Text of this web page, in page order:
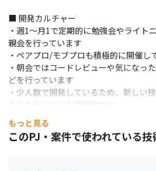
スキルを磨ける環境です。
■ 開発カルチャー
・週1～月1で定期的に勉強会やライト
親会を行っています
・ペアプロ/モブプロも積極的に開催し
・朝会ではコードレビューや気になっ
どを行っています
・少人数で開発しているため、新しい
り入れることにも積極的です
・フロント/バックエンド/インフラまで
開発とデプロイのテストからオペレーシ
サイクル全体にわたって作業するため、
もっと見る
このPJ・案件で使われている技